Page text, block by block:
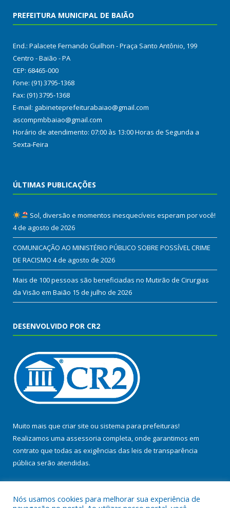
PREFEITURA MUNICIPAL DE BAIÃO
End.: Palacete Fernando Guilhon - Praça Santo Antônio, 199
Centro - Baião - PA
CEP: 68465-000
Fone: (91) 3795-1368
Fax: (91) 3795-1368
E-mail: gabineteprefeiturabaiao@gmail.com
ascompmbbaiao@gmail.com
Horário de atendimento: 07:00 às 13:00 Horas de Segunda a
Sexta-Feira
ÚLTIMAS PUBLICAÇÕES
Sol, diversão e momentos inesquecíveis esperam por você!
4 de agosto de 2026
COMUNICAÇÃO AO MINISTÉRIO PÚBLICO SOBRE POSSÍVEL CRIME
DE RACISMO 4 de agosto de 2026
Mais de 100 pessoas são beneficiadas no Mutirão de Cirurgias
da Visão em Baião 15 de julho de 2026
DESENVOLVIDO POR CR2
Muito mais que criar site ou sistema para prefeituras!
Realizamos uma assessoria completa, onde garantimos em
contrato que todas as exigências das leis de transparência
pública serão atendidas.
Nós usamos cookies para melhorar sua experiência de